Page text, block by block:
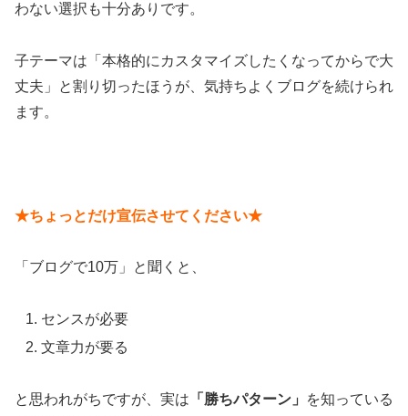
わない選択も十分ありです。
子テーマは「本格的にカスタマイズしたくなってからで大
丈夫」と割り切ったほうが、気持ちよくブログを続けられ
ます。
★ちょっとだけ宣伝させてください★
「ブログで10万」と聞くと、
センスが必要
文章力が要る
と思われがちですが、実は 「勝ちパターン」
を知っている